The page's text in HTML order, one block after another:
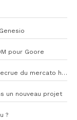
pour Goore
« Tout est étonnant », les confidences d’une recrue du mercato hivernal de l’OM
un nouveau projet
?